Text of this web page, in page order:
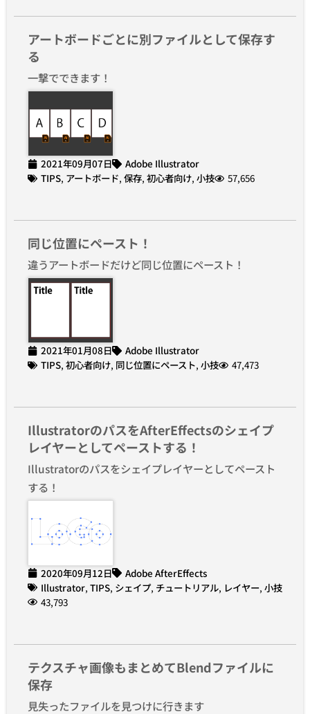
アートボードごとに別ファイルとして保存す
る
一撃でできます！
2021年09月07日
Adobe Illustrator
TIPS, アートボード, 保存, 初心者向け, 小技 57,656
同じ位置にペースト！
違うアートボードだけど同じ位置にペースト！
2021年01月08日
Adobe Illustrator
TIPS, 初心者向け, 同じ位置にペースト, 小技 47,473
IllustratorのパスをAfterEffectsのシェイプ
レイヤーとしてペーストする！
Illustratorのパスをシェイプレイヤーとしてペースト
する！
2020年09月12日
Adobe AfterEffects
Illustrator, TIPS, シェイプ, チュートリアル, レイヤー, 小技
43,793
テクスチャ画像もまとめてBlendファイルに
保存
見失ったファイルを見つけに行きます